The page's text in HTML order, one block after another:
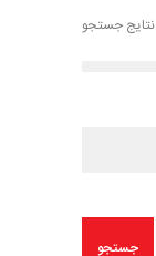
نتایج جستجو